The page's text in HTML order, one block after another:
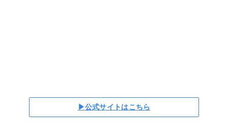
▶公式サイトはこちら